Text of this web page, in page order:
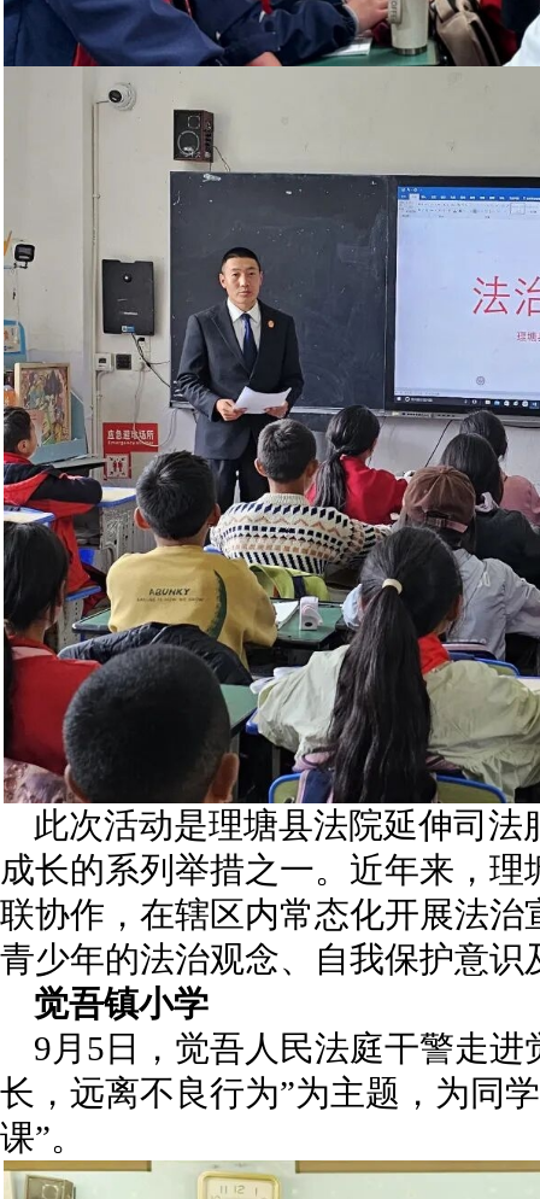
此次活动是理塘县法院延伸司
成长的系列举措之一。近年来，
联协作，在辖区内常态化开展法
青少年的法治观念、自我保护意识
觉吾镇小学
9月5日，觉吾人民法庭干警走
长，远离不良行为”为主题，为同
课”。